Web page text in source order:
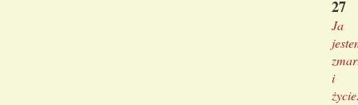
27
Ja
i